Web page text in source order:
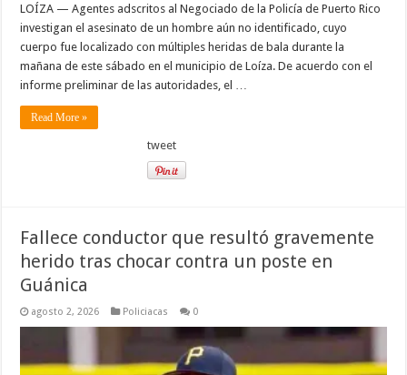
LOÍZA — Agentes adscritos al Negociado de la Policía de Puerto Rico
investigan el asesinato de un hombre aún no identificado, cuyo
cuerpo fue localizado con múltiples heridas de bala durante la
mañana de este sábado en el municipio de Loíza. De acuerdo con el
informe preliminar de las autoridades, el …
Read More »
tweet
Fallece conductor que resultó gravemente
herido tras chocar contra un poste en
Guánica
agosto 2, 2026 Policiacas 0